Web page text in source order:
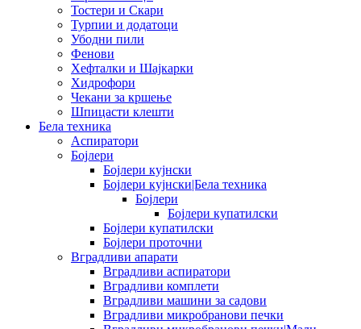
Тостери и Скари
Турпии и додатоци
Убодни пили
Фенови
Хефталки и Шајкарки
Хидрофори
Чекани за кршење
Шпицасти клешти
Бела техника
Аспиратори
Бојлери
Бојлери кујнски
Бојлери кујнски|Бела техника
Бојлери
Бојлери купатилски
Бојлери купатилски
Бојлери проточни
Вградливи апарати
Вградливи аспиратори
Вградливи комплети
Вградливи машини за садови
Вградливи микробранови печки